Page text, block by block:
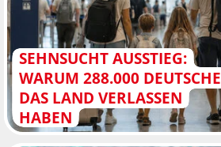
SEHNSUCHT AUSSTIEG:
WARUM 288.000 DEUTSCHE
DAS LAND VERLASSEN
HABEN